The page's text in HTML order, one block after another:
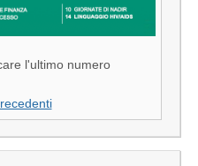
l'ultimo numero